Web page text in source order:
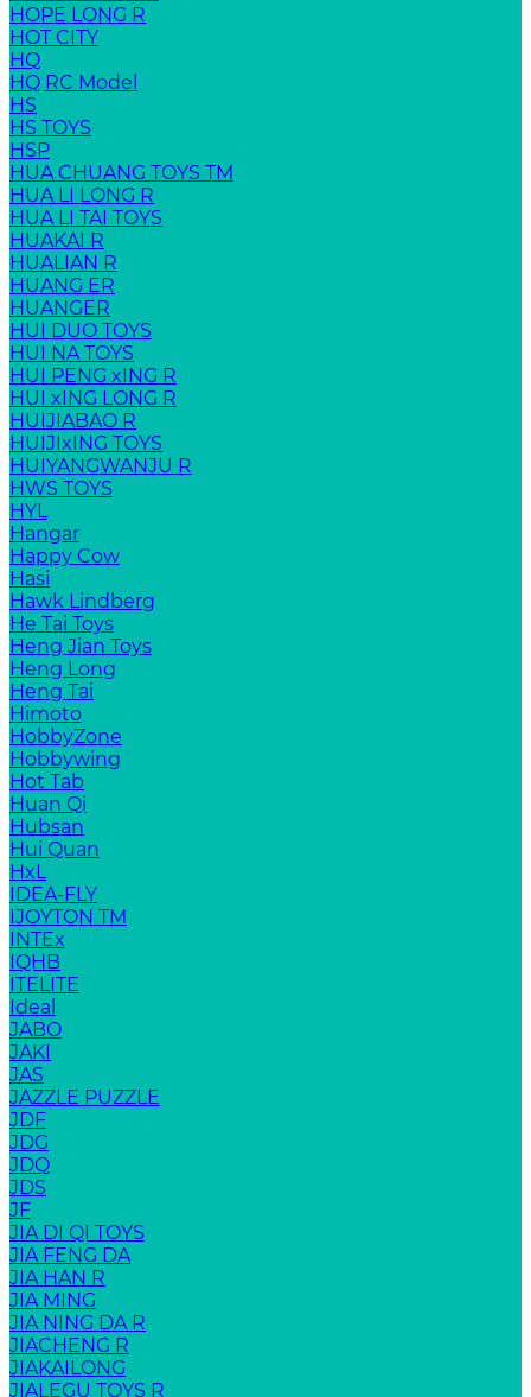
HOPE LONG R
HOT CITY
HQ
HQ RC Model
HS
HS TOYS
HSP
HUA CHUANG TOYS TM
HUA LI LONG R
HUA LI TAI TOYS
HUAKAI R
HUALIAN R
HUANG ER
HUANGER
HUI DUO TOYS
HUI NA TOYS
HUI PENG xING R
HUI xING LONG R
HUIJIABAO R
HUIJIxING TOYS
HUIYANGWANJU R
HWS TOYS
HYL
Hangar
Happy Cow
Hasi
Hawk Lindberg
He Tai Toys
Heng Jian Toys
Heng Long
Heng Tai
Himoto
HobbyZone
Hobbywing
Hot Tab
Huan Qi
Hubsan
Hui Quan
HxL
IDEA-FLY
IJOYTON TM
INTEx
IQHB
ITELITE
Ideal
JABO
JAKI
JAS
JAZZLE PUZZLE
JDF
JDG
JDQ
JDS
JF
JIA DI QI TOYS
JIA FENG DA
JIA HAN R
JIA MING
JIA NING DA R
JIACHENG R
JIAKAILONG
JIALEGU TOYS R